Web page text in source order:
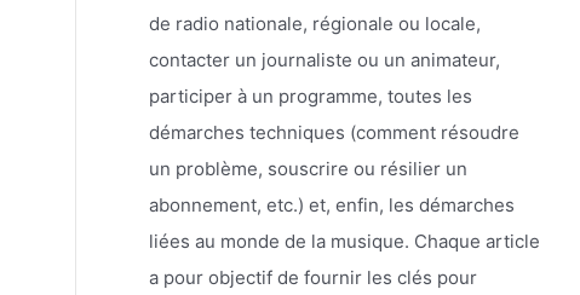
de radio nationale, régionale ou locale,
contacter un journaliste ou un animateur,
participer à un programme, toutes les
démarches techniques (comment résoudre
un problème, souscrire ou résilier un
abonnement, etc.) et, enfin, les démarches
liées au monde de la musique. Chaque article
a pour objectif de fournir les clés pour